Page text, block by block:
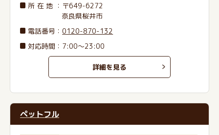
所在地 ：〒649-6272
奈良県桜井市
電話番号 ：0120-870-132
対応時間：7:00～23:00
詳細を見る
ペットフル